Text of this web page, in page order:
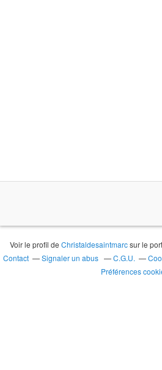
Voir le profil deChristaldesaintmarcsur le
Contact
Signaler un abus C.G.U.
Préférences